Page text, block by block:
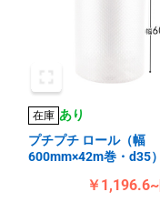
在庫 あり
プチプチ ロール（幅
600mm×42m巻・d35）
￥1,196.6~